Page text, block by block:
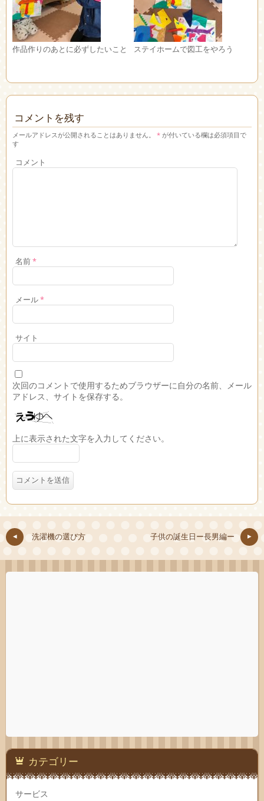
作品作りのあとに必ずしたいこと ステイホームで図工をやろう
コメントを残す
メールアドレスが公開されることはありません。 * が付いている欄は必須項目で
す
コメント
名前*
メール*
サイト
次回のコメントで使用するためブラウザーに自分の名前、メール
アドレス、サイトを保存する。
上に表示された文字を入力してください。
洗濯機の選び方 子供の誕生日ー長男編ー
カテゴリー
サービス